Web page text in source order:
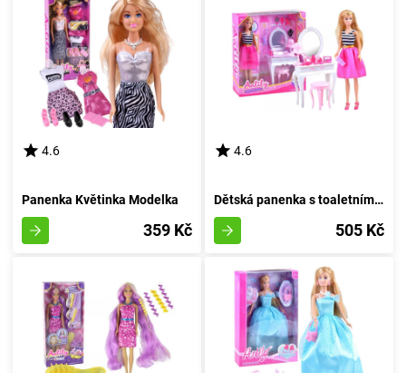
4.6
Panenka Květinka Modelka
359 Kč
4.6
Dětská panenka s toaletním stolečkem Lily
505 Kč